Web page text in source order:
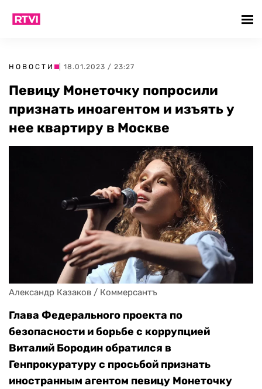
НОВОСТИ | 18.01.2023 / 23:27
Певицу Монеточку попросили
признать иноагентом и изъять у
нее квартиру в Москве
Александр Казаков / Коммерсантъ
Глава Федерального проекта по
безопасности и борьбе с коррупцией
Виталий Бородин обратился в
Генпрокуратуру с просьбой признать
иностранным агентом певицу Монеточку